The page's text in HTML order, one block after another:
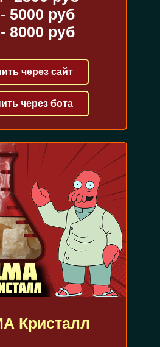
5000 руб
8000 руб
через сайт
через бота
Кристалл